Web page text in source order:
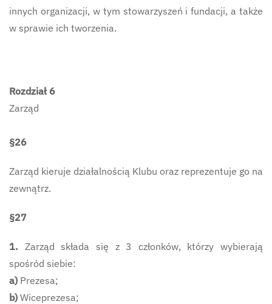
innych organizacji, w tym stowarzyszeń i fundacji, a także
w sprawie ich tworzenia.
Rozdział 6
Zarząd
§26
Zarząd kieruje działalnością Klubu oraz reprezentuje go na
zewnątrz.
§27
1. Zarząd składa się z 3 członków, którzy wybierają
spośród siebie:
a) Prezesa;
b) Wiceprezesa;